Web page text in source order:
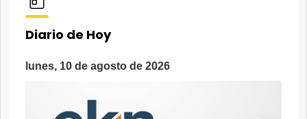
Diario de Hoy
lunes, 10 de agosto de 2026